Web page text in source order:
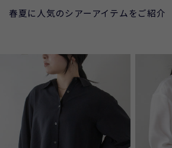
春夏に人気のシアーアイテムをご紹介